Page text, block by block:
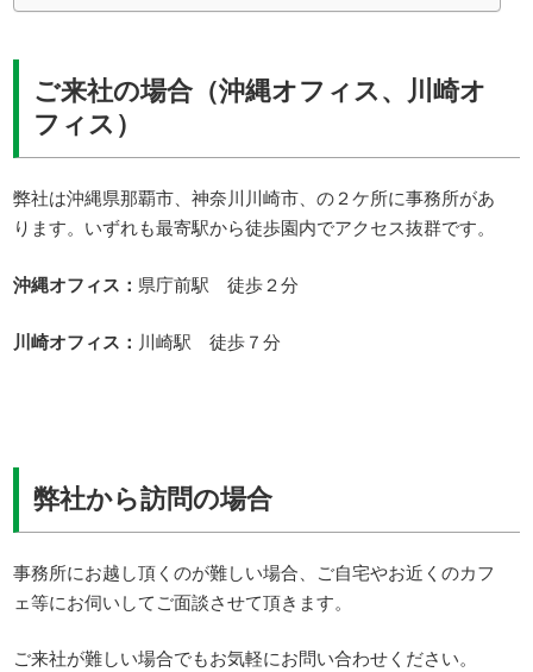
ご来社の場合（沖縄オフィス、川崎オ
フィス）
弊社は沖縄県那覇市、神奈川川崎市、の２ケ所に事務所があ
ります。いずれも最寄駅から徒歩園内でアクセス抜群です。
沖縄オフィス： 県庁前駅 徒歩２分
川崎オフィス： 川崎駅 徒歩７分
弊社から訪問の場合
事務所にお越し頂くのが難しい場合、ご自宅やお近くのカフ
ェ等にお伺いしてご面談させて頂きます。
ご来社が難しい場合でもお気軽にお問い合わせください。